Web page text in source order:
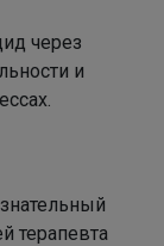
через
и
терапевта